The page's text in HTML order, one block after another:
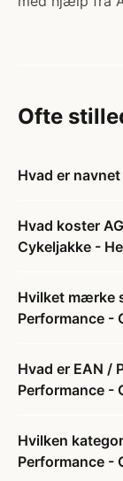
Ofte
Hvad er
Hvad koster
Cykeljakke -
Hvilket mærke
Performance -
Hvad er EAN /
Performance -
Hvilken
Performance -